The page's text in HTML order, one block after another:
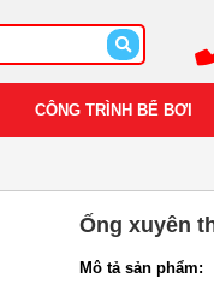
CÔNG TRÌNH BỂ BƠI
Ống xuyên
Mô tả sản phẩm: